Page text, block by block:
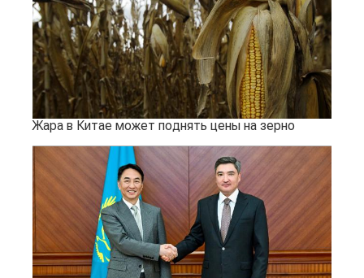
Жара в Китае может поднять цены на зерно